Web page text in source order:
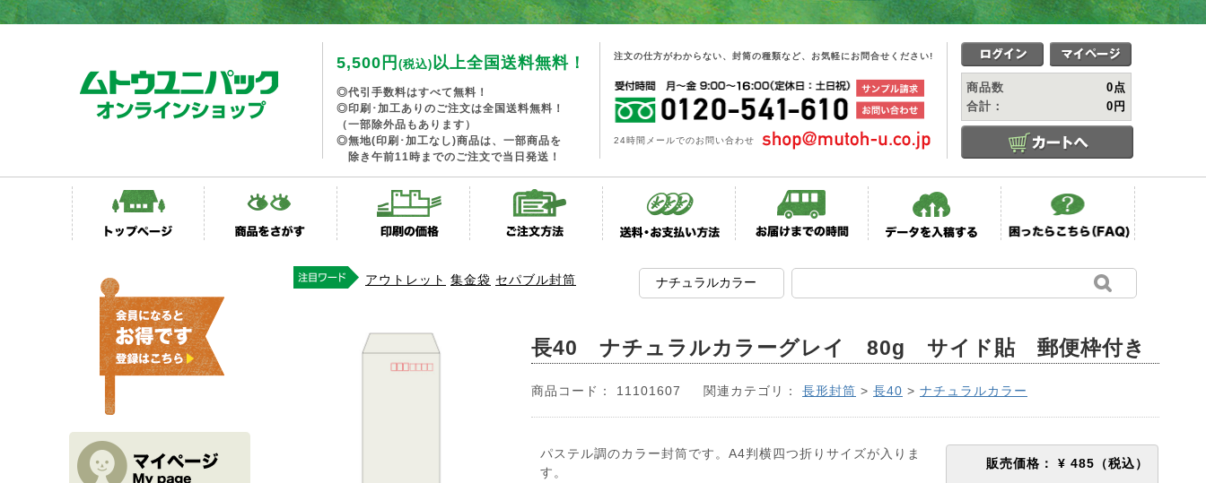
5,500円 (税込)以上全国送料無料！
◎代引手数料はすべて無料！
◎印刷･加工ありのご注文は全国送料無料！
（一部除外品もあります）
◎無地(印刷･加工なし)商品は、一部商品を
除き午前11時までのご注文で当日発送！
注文の仕方がわからない、封筒の種類など、お気軽にお問合せください!
24時間メールでのお問い合わせ
商品数
0点
合計：
0円
アウトレット 集金袋 セパブル封筒
長40 ナチュラルカラーグレイ 80g サイド貼 郵便枠付き
商品コード： 11101607 関連カテゴリ： 長形封筒 > 長40 > ナチュラルカラー
パステル調のカラー封筒です。A4判横四つ折りサイズが入りま
す。
販売価格： ¥ 485 （税込）